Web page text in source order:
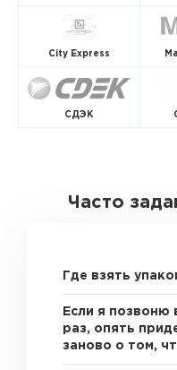
City Express
СДЭК
Часто
Где взять
Если я позвоню
раз, опять
заново о том,